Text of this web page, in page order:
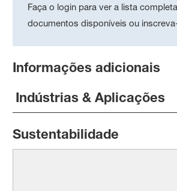
Faça o login para ver a lista
documentos disponíveis ou
Informações adicionais
Indústrias & Aplicações
Sustentabilidade